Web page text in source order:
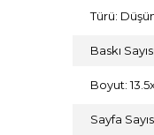
Türü:
Baskı
Boyut:
Sayfa